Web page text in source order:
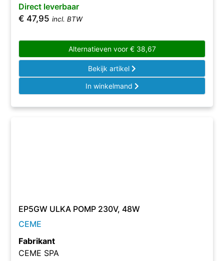
Direct leverbaar
€ 47,95 incl. BTW
Alternatieven voor €38,67
Bekijk artikel
In winkelmand
EP5GW ULKA POMP 230V, 48W
CEME
Fabrikant
CEME SPA